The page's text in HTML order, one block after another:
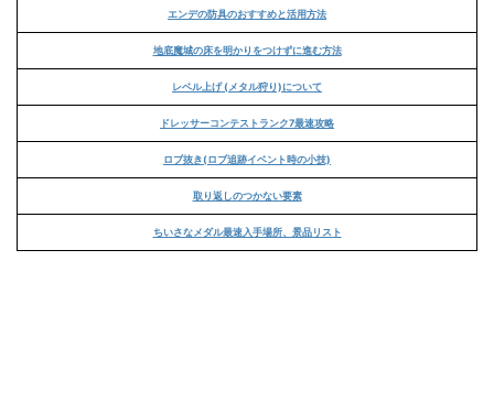
エンデの防具のおすすめと活用方法
地底魔城の床を明かりをつけずに進む方法
レベル上げ (メタル狩り)について
ドレッサーコンテストランク7最速攻略
ロブ抜き(ロブ追跡イベント時の小技)
取り返しのつかない要素
ちいさなメダル最速入手場所、景品リスト